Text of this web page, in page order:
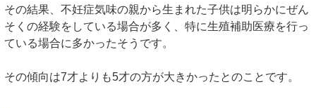
その結果、不妊症気味の親から生まれた子供は明らかにぜん
そくの経験をしている場合が多く、特に生殖補助医療を行っ
ている場合に多かったそうです。
その傾向は7才よりも5才の方が大きかったとのことです。